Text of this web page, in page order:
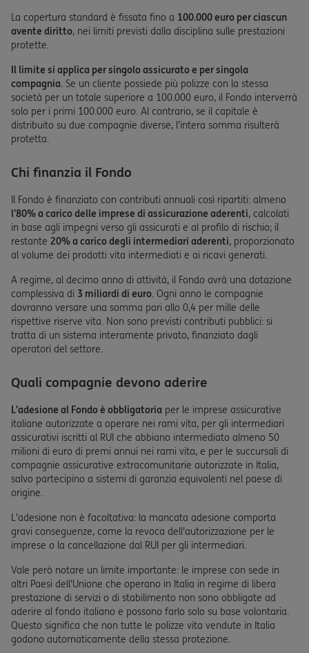
La copertura standard è fissata fino a 100.000 euro per ciascun
avente diritto, nei limiti previsti dalla disciplina sulle prestazioni
protette.
Il limite si applica per singolo assicurato e per singola
compagnia. Se un cliente possiede più polizze con la stessa
società per un totale superiore a 100.000 euro, il Fondo interverrà
solo per i primi 100.000 euro. Al contrario, se il capitale è
distribuito su due compagnie diverse, l'intera somma risulterà
protetta.
Chi finanzia il Fondo
Il Fondo è finanziato con contributi annuali così ripartiti: almeno
l'80% a carico delle imprese di assicurazione aderenti, calcolati
in base agli impegni verso gli assicurati e al profilo di rischio; il
restante 20% a carico degli intermediari aderenti, proporzionato
al volume dei prodotti vita intermediati e ai ricavi generati.
A regime, al decimo anno di attività, il Fondo avrà una dotazione
complessiva di 3 miliardi di euro. Ogni anno le compagnie
dovranno versare una somma pari allo 0,4 per mille delle
rispettive riserve vita. Non sono previsti contributi pubblici: si
tratta di un sistema interamente privato, finanziato dagli
operatori del settore.
Quali compagnie devono aderire
L'adesione al Fondo è obbligatoria per le imprese assicurative
italiane autorizzate a operare nei rami vita, per gli intermediari
assicurativi iscritti al RUI che abbiano intermediato almeno 50
milioni di euro di premi annui nei rami vita, e per le succursali di
compagnie assicurative extracomunitarie autorizzate in Italia,
salvo partecipino a sistemi di garanzia equivalenti nel paese di
origine.
L'adesione non è facoltativa: la mancata adesione comporta
gravi conseguenze, come la revoca dell'autorizzazione per le
imprese o la cancellazione dal RUI per gli intermediari.
Vale però notare un limite importante: le imprese con sede in
altri Paesi dell'Unione che operano in Italia in regime di libera
prestazione di servizi o di stabilimento non sono obbligate ad
aderire al fondo italiano e possono farlo solo su base volontaria.
Questo significa che non tutte le polizze vita vendute in Italia
godono automaticamente della stessa protezione.